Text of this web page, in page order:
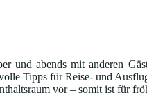
abends mit anderen
Tipps für Reise- und
vor – somit ist für